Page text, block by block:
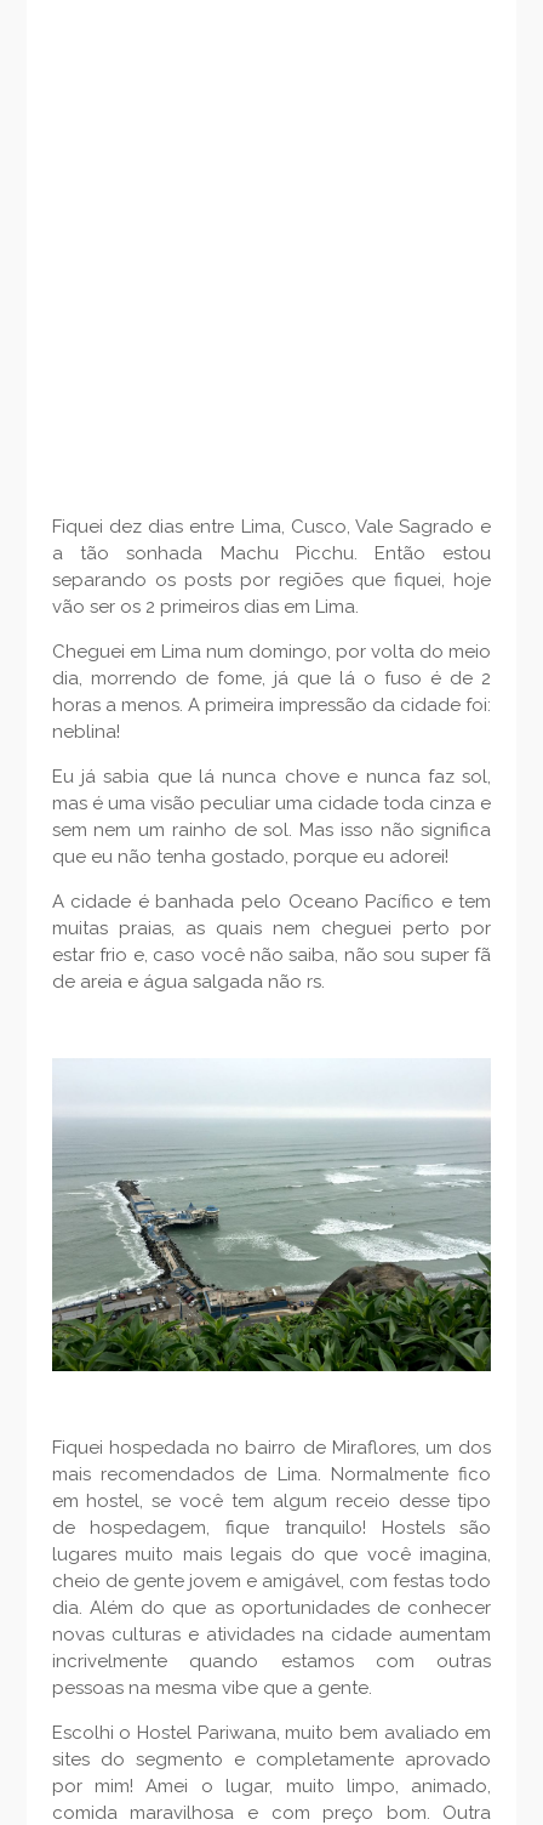
Fiquei dez dias entre Lima, Cusco, Vale Sagrado e
a tão sonhada Machu Picchu. Então estou
separando os posts por regiões que fiquei, hoje
vão ser os 2 primeiros dias em Lima.
Cheguei em Lima num domingo, por volta do meio
dia, morrendo de fome, já que lá o fuso é de 2
horas a menos. A primeira impressão da cidade foi:
neblina!
Eu já sabia que lá nunca chove e nunca faz sol,
mas é uma visão peculiar uma cidade toda cinza e
sem nem um rainho de sol. Mas isso não significa
que eu não tenha gostado, porque eu adorei!
A cidade é banhada pelo Oceano Pacífico e tem
muitas praias, as quais nem cheguei perto por
estar frio e, caso você não saiba, não sou super fã
de areia e água salgada não rs.
Fiquei hospedada no bairro de Miraflores, um dos
mais recomendados de Lima. Normalmente fico
em hostel, se você tem algum receio desse tipo
de hospedagem, fique tranquilo! Hostels são
lugares muito mais legais do que você imagina,
cheio de gente jovem e amigável, com festas todo
dia. Além do que as oportunidades de conhecer
novas culturas e atividades na cidade aumentam
incrivelmente quando estamos com outras
pessoas na mesma vibe que a gente.
Escolhi o Hostel Pariwana, muito bem avaliado em
sites do segmento e completamente aprovado
por mim! Amei o lugar, muito limpo, animado,
comida maravilhosa e com preço bom. Outra